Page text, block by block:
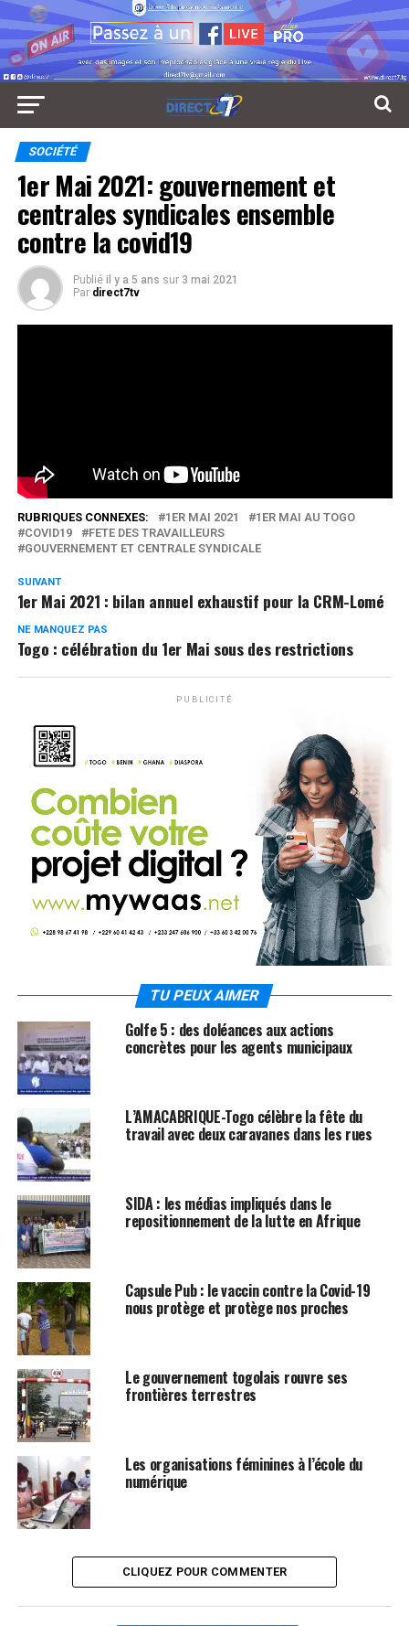
SOCIÉTÉ
1er Mai 2021: gouvernement et
centrales syndicales ensemble
contre la covid19
Publié il y a 5 ans sur 3 mai 2021
Par direct7tv
RUBRIQUES CONNEXES: 1ER MAI 2021
1ER MAI AU TOGO
COVID19
FETE DES TRAVAILLEURS
GOUVERNEMENT ET CENTRALE SYNDICALE
SUIVANT
1er Mai 2021 : bilan annuel exhaustif pour la CRM-Lomé
NE MANQUEZ PAS
Togo : célébration du 1er Mai sous des restrictions
PUBLICITÉ
TU PEUX AIMER
Golfe 5 : des doléances aux actions
concrètes pour les agents municipaux
L’AMACABRIQUE-Togo célèbre la fête du
travail avec deux caravanes dans les rues
SIDA : les médias impliqués dans le
repositionnement de la lutte en Afrique
Capsule Pub : le vaccin contre la Covid-19
nous protège et protège nos proches
Le gouvernement togolais rouvre ses
frontières terrestres
Les organisations féminines à l’école du
numérique
CLIQUEZ POUR COMMENTER